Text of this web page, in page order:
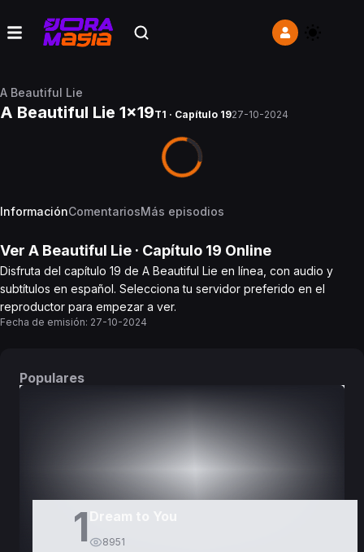
A Beautiful Lie
A Beautiful Lie 1x19T1 · Capítulo 1927-10-2024
InformaciónComentariosMás episodios
Ver A Beautiful Lie · Capítulo 19 Online
Disfruta del capítulo 19 de A Beautiful Lie en línea, con audio y
subtítulos en español. Selecciona tu servidor preferido en el
reproductor para empezar a ver.
Fecha de emisión: 27-10-2024
Populares
1 8951